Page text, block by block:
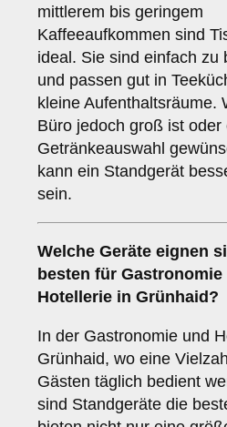
mittlerem bis geringem
Kaffeeaufkommen sind
ideal. Sie sind einfach zu
und passen gut in
kleine Aufenthaltsräume.
Büro jedoch groß ist oder
Getränkeauswahl
kann ein Standgerät
sein.
Welche Geräte eignen
besten für Gastronomie
Hotellerie in Grünhaid?
In der Gastronomie und
Grünhaid, wo eine
Gästen täglich bedient
sind Standgeräte die